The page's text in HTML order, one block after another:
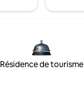
Résidence de tourisme